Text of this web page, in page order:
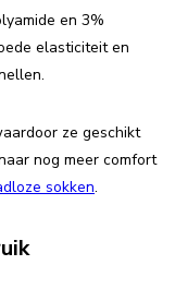
en 3%
elasticiteit en
ze geschikt
nog meer comfort
sokken.